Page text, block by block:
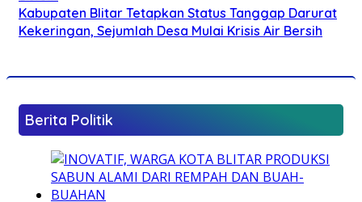
Kabupaten Blitar Tetapkan Status Tanggap Darurat
Kekeringan, Sejumlah Desa Mulai Krisis Air Bersih
Berita Politik